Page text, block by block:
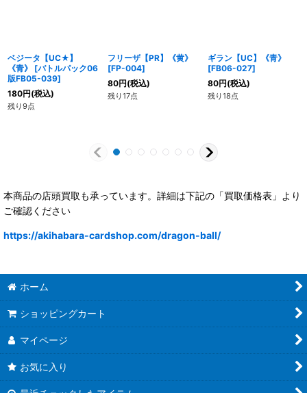
ベジータ【UC★】
《青》
[バトルパック06
版FB05-039]
180円(税込)
残り9点
フリーザ【PR】《黄》
[FP-004]
80円(税込)
残り17点
ギラン【UC】《青》
[FB06-027]
80円(税込)
残り18点
本商品の店頭買取も承っています。詳細は下記の「買取価格表」より
ご確認ください
https://akihabara-cardshop.com/dragon-ball/
ホーム
ショッピングカート
マイページ
お気に入り